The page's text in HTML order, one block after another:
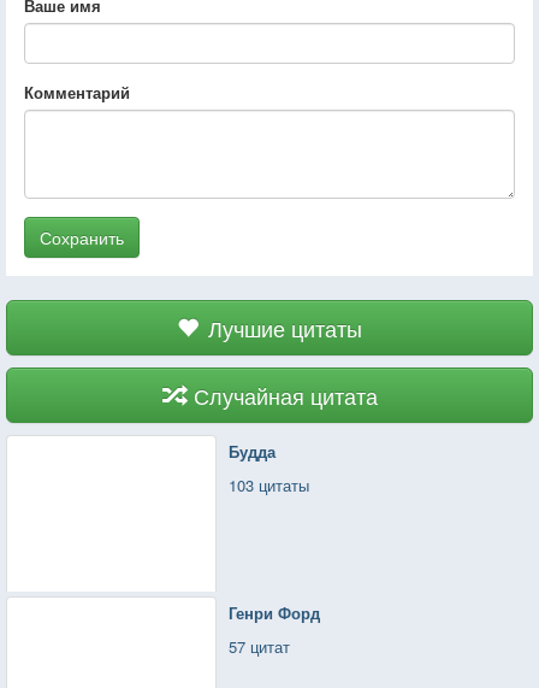
Ваше имя
Комментарий
Сохранить
Лучшие цитаты
Случайная цитата
Будда
103 цитаты
Генри Форд
57 цитат